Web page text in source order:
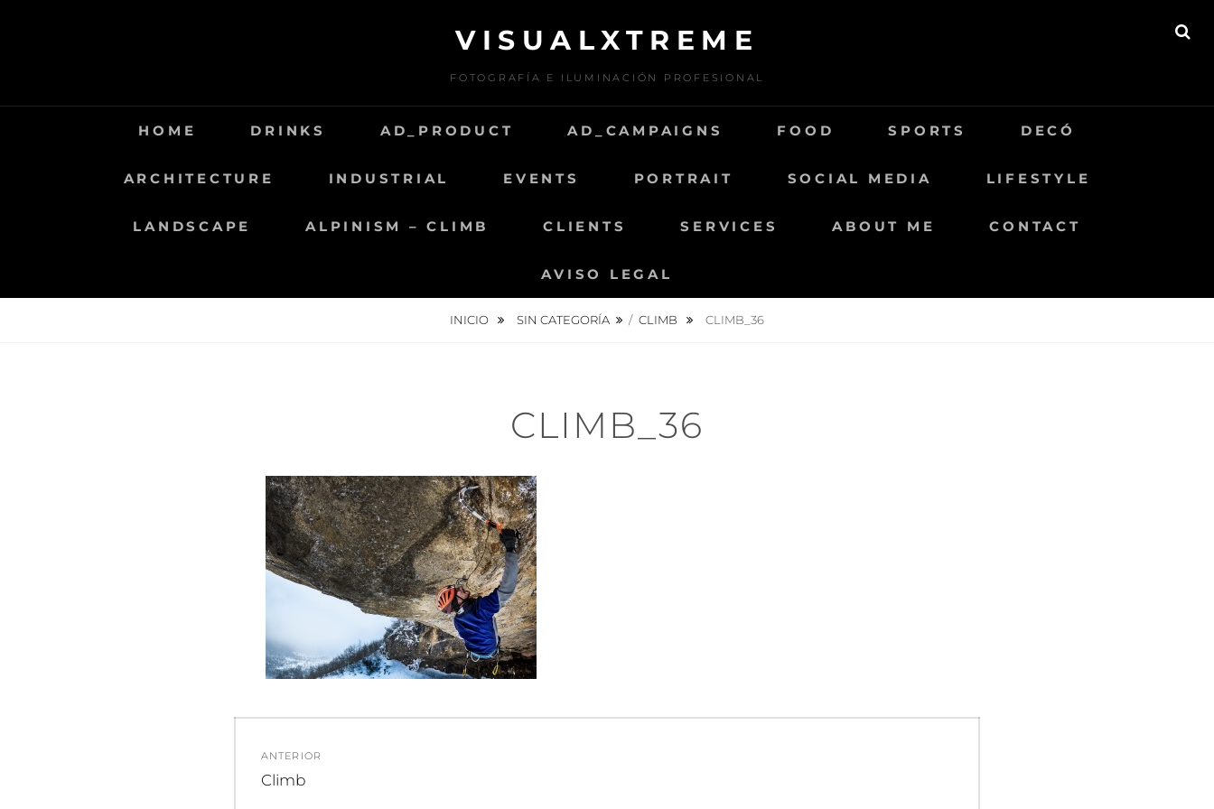
VISUALXTREME
FOTOGRAFÍA E ILUMINACIÓN PROFESIONAL
HOME DRINKS AD_PRODUCT AD_CAMPAIGNS FOOD SPORTS DECÓ
ARCHITECTURE INDUSTRIAL EVENTS PORTRAIT SOCIAL MEDIA LIFESTYLE
LANDSCAPE ALPINISM – CLIMB CLIENTS SERVICES ABOUT ME CONTACT
AVISO LEGAL
INICIO SIN CATEGORÍA / CLIMB CLIMB_36
CLIMB_36
de
ANTERIOR
Entrada
Climb